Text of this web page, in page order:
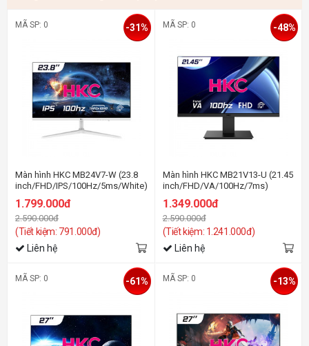
MÃ SP: 0
Màn hình HKC MB24V7-W (23.8
inch/FHD/IPS/100Hz/5ms/White)
1.799.000đ
2.590.000đ
(Tiết kiệm: 791.000đ)
-31%
Liên hệ
MÃ SP: 0
Màn hình HKC MB21V13-U (21.45
inch/FHD/VA/100Hz/7ms)
1.349.000đ
2.590.000đ
(Tiết kiệm: 1.241.000đ)
-48%
Liên hệ
MÃ SP: 0 -61% MÃ SP: 0 -13%